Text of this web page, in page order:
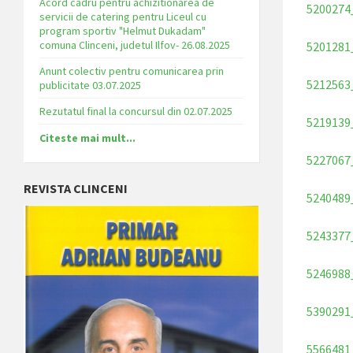
servicii de catering pentru Liceul cu
program sportiv "Helmut Dukadam"
comuna Clinceni, judetul Ilfov- 26.08.2025
Anunt colectiv pentru comunicarea prin
publicitate 03.07.2025
Rezutatul final la concursul din 02.07.2025
Citeste mai mult...
REVISTA CLINCENI